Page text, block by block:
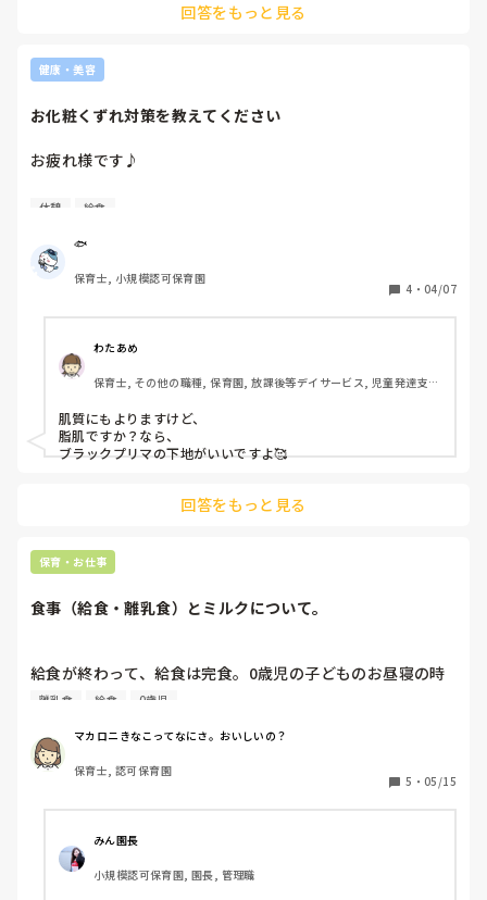
けますが、かけなければ自分で食べようとしません。ちなみ
「がんばってないよ！自分で食べられるのにたべないじゃ
ん！」と言います。
屋に閉じ込めたり、強く叱ったりして言い聞かせています
れでもダメな時は「やるときはやるよ！」と低い口調で目を
ペアの先生は、わたしのことを甘いとかメリハリがないとか
し、そこまで怒らなくてもいいんじゃないか？と思ってしま
うのですが、やはりわたしは甘いのでしょうか…
回答をもっと見る
健康・美容
お化粧くずれ対策を教えてください
お疲れ様です♪
朝、化粧しても昼には汗で全ての化粧が落ちて、ほぼスッピ
昼休憩で化粧直ししても、おやつの食べこぼしの掃除などで
汗をかき、再び化粧が汗で落ちて、夕方にはほぼスッピンで
同僚は10歳年下の先生ばかりで、皆さん化粧しなくてもお美
しく。。。同年代の先生や年上の先生が居なくて、
職場で聞く人が居らず、実はとても困ってます💦
ホイトークの皆さまのお知恵をいただけますと本当に本当に
本当に嬉しいです( ´ ▽ ` )
よろしくお願いしまーす！
休憩 給食
🐟
保育士, 小規模認可保育園
4 ・ 04/07
わたあめ
保育士, その他の職種, 保育園, 放課後等デイサービス, 児童発達支援
肌質にもよりますけど、
脂肌ですか？なら、
ブラックプリマの下地がいいですよ🥰
回答をもっと見る
保育・お仕事
食事（給食・離乳食）とミルクについて。
給食が終わって、給食は完食。0歳児の子どものお昼寝の時
に10ヶ月の子どもを布団の上で掛け布団を枕代わりにして仰
（250㎖）を飲ませていました。
保育士は隣で見守るだけです。
始めての光景でただただびっくりしています。
こんな事って普通なのですか？
危なくないですか？事故起きたらどうするん？って思いまし
た。
離乳食 給食 0歳児
マカロニきなこってなにさ。おいしいの？
保育士, 認可保育園
5 ・ 05/15
みん園長
小規模認可保育園, 園長, 管理職